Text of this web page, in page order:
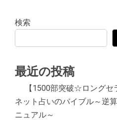
検索
最近の投稿
【1500部突破☆ロング
ネット占いのバイブル～逆
ニュアル～